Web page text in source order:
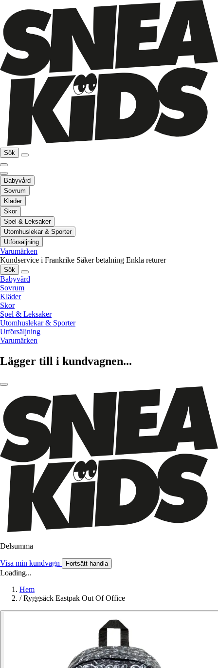
Sök
Babyvård
Sovrum
Kläder
Skor
Spel & Leksaker
Utomhuslekar & Sporter
Utförsäljning
Varumärken
Kundservice i Frankrike Säker betalning Enkla returer
Sök
Babyvård
Sovrum
Kläder
Skor
Spel & Leksaker
Utomhuslekar & Sporter
Utförsäljning
Varumärken
Lägger till i kundvagnen...
Delsumma
Visa min kundvagn Fortsätt handla
Loading...
Hem
/ Ryggsäck Eastpak Out Of Office